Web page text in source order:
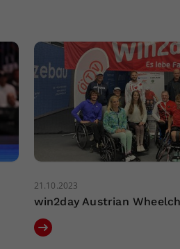
21.10.2023
win2day Austrian